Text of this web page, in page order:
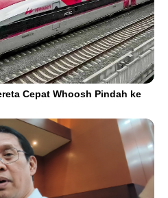
Cepat Whoosh Pindah ke